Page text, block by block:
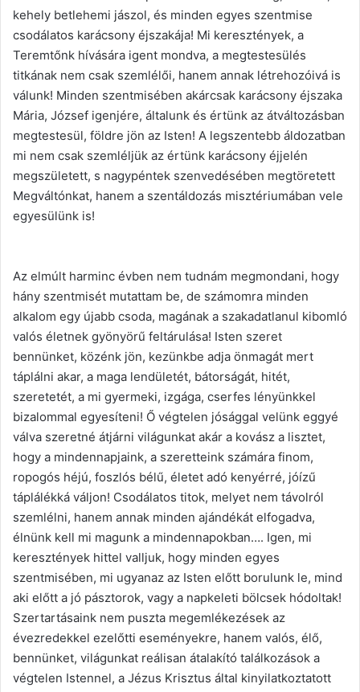
kehely betlehemi jászol, és minden egyes szentmise
csodálatos karácsony éjszakája! Mi keresztények, a
Teremtőnk hívására igent mondva, a megtestesülés
titkának nem csak szemlélői, hanem annak létrehozóivá is
válunk! Minden szentmisében akárcsak karácsony éjszaka
Mária, József igenjére, általunk és értünk az átváltozásban
megtestesül, földre jön az Isten! A legszentebb áldozatban
mi nem csak szemléljük az értünk karácsony éjjelén
megszületett, s nagypéntek szenvedésében megtöretett
Megváltónkat, hanem a szentáldozás misztériumában vele
egyesülünk is!
Az elmúlt harminc évben nem tudnám megmondani, hogy
hány szentmisét mutattam be, de számomra minden
alkalom egy újabb csoda, magának a szakadatlanul kibomló
valós életnek gyönyörű feltárulása! Isten szeret
bennünket, közénk jön, kezünkbe adja önmagát mert
táplálni akar, a maga lendületét, bátorságát, hitét,
szeretetét, a mi gyermeki, izgága, cserfes lényünkkel
bizalommal egyesíteni! Ő végtelen jósággal velünk eggyé
válva szeretné átjárni világunkat akár a kovász a lisztet,
hogy a mindennapjaink, a szeretteink számára finom,
ropogós héjú, foszlós bélű, életet adó kenyérré, jóízű
táplálékká váljon! Csodálatos titok, melyet nem távolról
szemlélni, hanem annak minden ajándékát elfogadva,
élnünk kell mi magunk a mindennapokban…. Igen, mi
keresztények hittel valljuk, hogy minden egyes
szentmisében, mi ugyanaz az Isten előtt borulunk le, mind
aki előtt a jó pásztorok, vagy a napkeleti bölcsek hódoltak!
Szertartásaink nem puszta megemlékezések az
évezredekkel ezelőtti eseményekre, hanem valós, élő,
bennünket, világunkat reálisan átalakító találkozások a
végtelen Istennel, a Jézus Krisztus által kinyilatkoztatott